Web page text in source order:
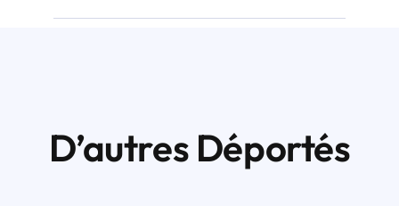
D’autres Déportés